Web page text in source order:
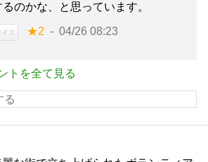
のかな、と思っています。
ス ★2 04/26 08:23
トを全て見る